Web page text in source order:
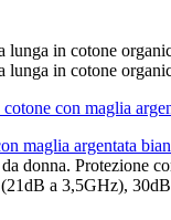
maglia argentata
donna. Protezione
a 3,5GHz),